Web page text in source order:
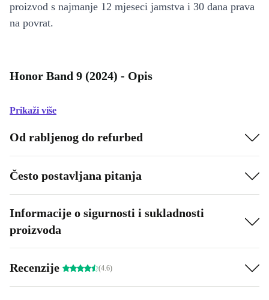
proizvod s najmanje 12 mjeseci jamstva i 30 dana prava
na povrat.
Honor Band 9 (2024) - Opis
Prikaži više
Od rabljenog do refurbed
Često postavljana pitanja
Informacije o sigurnosti i sukladnosti
proizvoda
Recenzije (4.6)